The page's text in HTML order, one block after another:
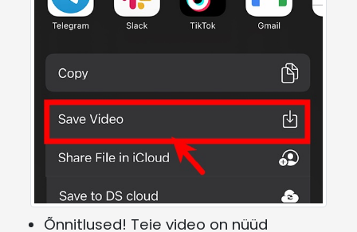
Õnnitlused! Teie video on nüüd